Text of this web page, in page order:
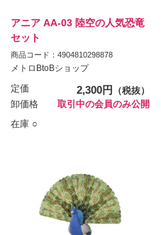
アニア AA-03 陸空の人気恐竜
セット
商品コード：4904810298878
メトロBtoBショップ
定価 2,300円
（税抜）
卸価格
取引中の会員のみ公開
在庫 ○